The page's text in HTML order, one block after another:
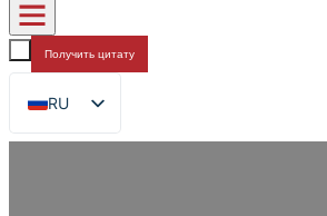
Получить цитату
RU
EN